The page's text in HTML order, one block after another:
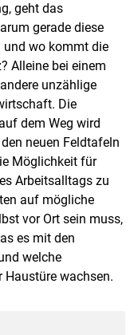
geht das
gerade diese
und wo kommt die
Alleine bei einem
unzählige
Die
dem Weg wird
neuen Feldtafeln
Möglichkeit für
Arbeitsalltags zu
auf mögliche
vor Ort sein muss,
es mit den
welche
Haustüre wachsen.